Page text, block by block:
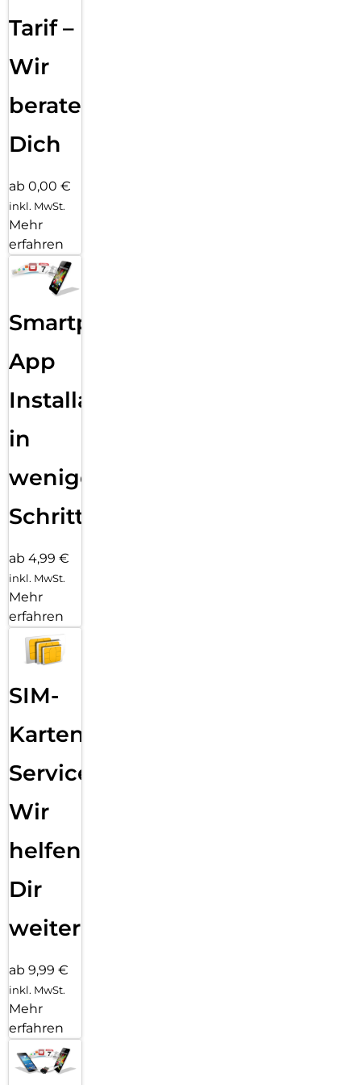
Tarif –
Wir
beraten
Dich
ab 0,00 €
inkl. MwSt.
Mehr
erfahren
Smartphone
App
Installation
in
wenigen
Schritten
ab 4,99 €
inkl. MwSt.
Mehr
erfahren
SIM-
Karten
Service:
Wir
helfen
Dir
weiter
ab 9,99 €
inkl. MwSt.
Mehr
erfahren